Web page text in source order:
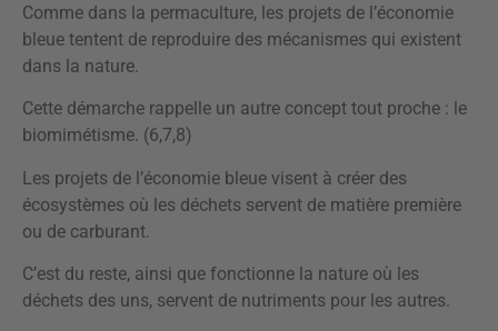
Comme dans la permaculture, les projets de l’économie
bleue tentent de reproduire des mécanismes qui existent
dans la nature.
Cette démarche rappelle un autre concept tout proche : le
biomimétisme. (6,7,8)
Les projets de l’économie bleue visent à créer des
écosystèmes où les déchets servent de matière première
ou de carburant.
C’est du reste, ainsi que fonctionne la nature où les
déchets des uns, servent de nutriments pour les autres.